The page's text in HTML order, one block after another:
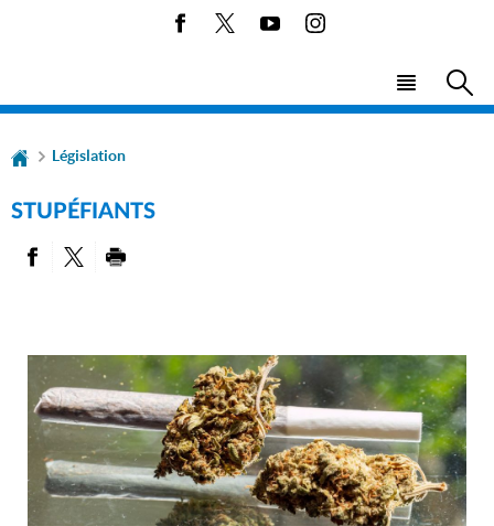
Facebook YoutubeInstagram
Menu
Législation
STUPÉFIANTS